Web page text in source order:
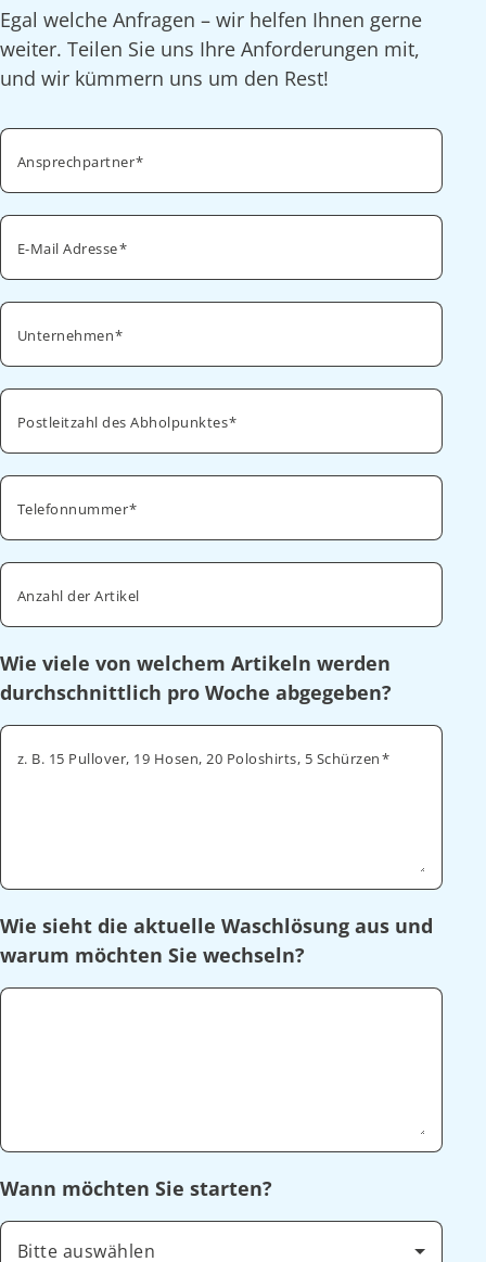
Egal welche Anfragen – wir helfen Ihnen gerne
weiter. Teilen Sie uns Ihre Anforderungen mit,
und wir kümmern uns um den Rest!
Ansprechpartner
E-Mail Adresse
Unternehmen
Postleitzahl des Abholpunktes
Telefonnummer
Anzahl der Artikel
Wie viele von welchem Artikeln werden
durchschnittlich pro Woche abgegeben?
z. B. 15 Pullover, 19 Hosen, 20 Poloshirts, 5 Schürzen
Wie sieht die aktuelle Waschlösung aus und
warum möchten Sie wechseln?
Wann möchten Sie starten?
Bitte auswählen